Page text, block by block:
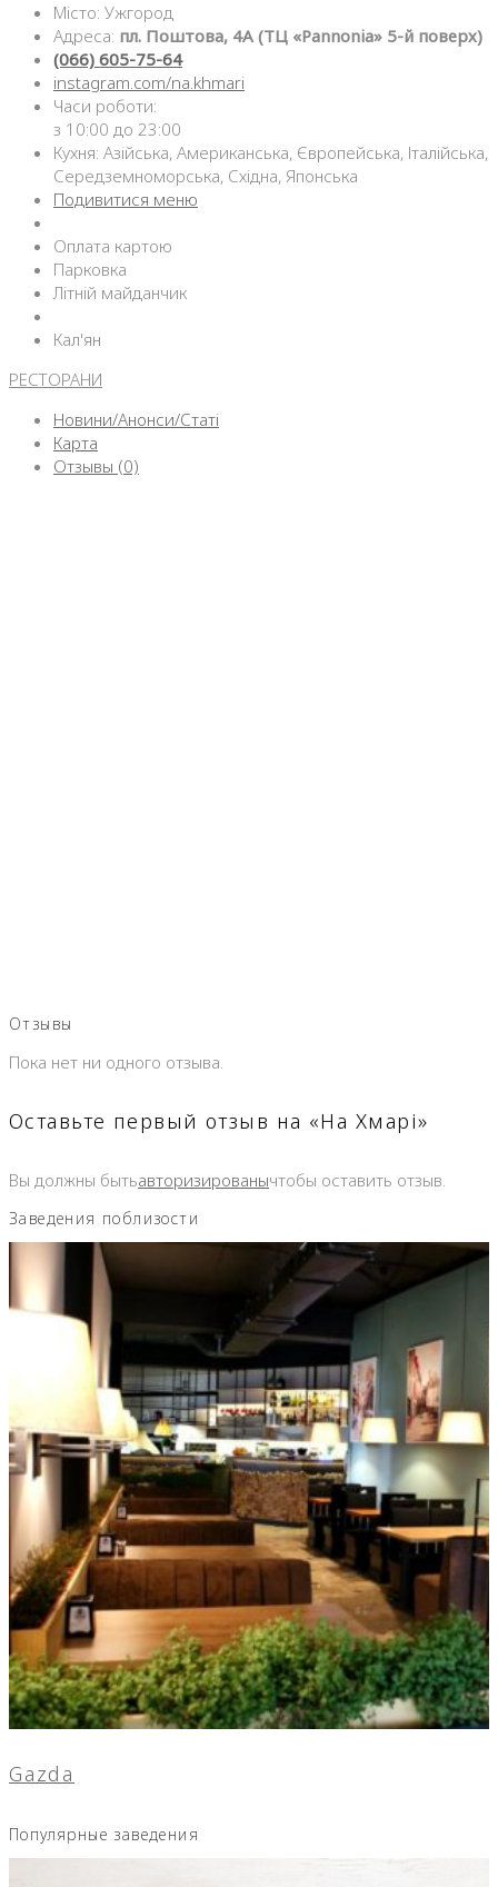
Місто: Ужгород
Адреса: пл. Поштова, 4А (ТЦ «Pannonia» 5-й поверх)
(066) 605-75-64
instagram.com/na.khmari
Часи роботи:
з 10:00 до 23:00
Кухня: Азійська, Американська, Європейська, Італійська,
Середземноморська, Східна, Японська
Подивитися меню
Оплата картою
Парковка
Літній майданчик
Кал'ян
РЕСТОРАНИ
Новини/Анонси/Статі
Карта
Отзывы (0)
Отзывы
Пока нет ни одного отзыва.
Оставьте первый отзыв на «На Хмарі»
Вы должны бытьавторизированычтобы оставить отзыв.
Заведения поблизости
Gazda
Популярные заведения